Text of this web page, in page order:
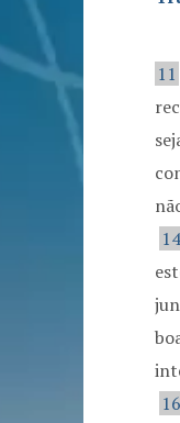
11
16